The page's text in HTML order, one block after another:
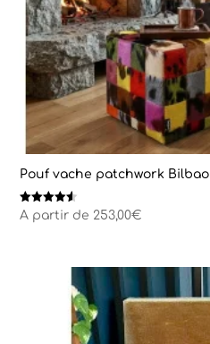
Pouf vache patchwork Bilbao
Note
4.50
A partir de 253,00€